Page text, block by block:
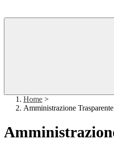
Home >
Amministrazione Trasparente